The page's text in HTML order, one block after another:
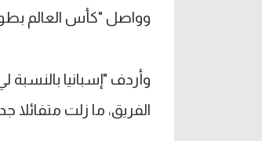
وواصل "كأس العالم
وأردف "إسبانيا
الفريق، ما زلت متفائلا